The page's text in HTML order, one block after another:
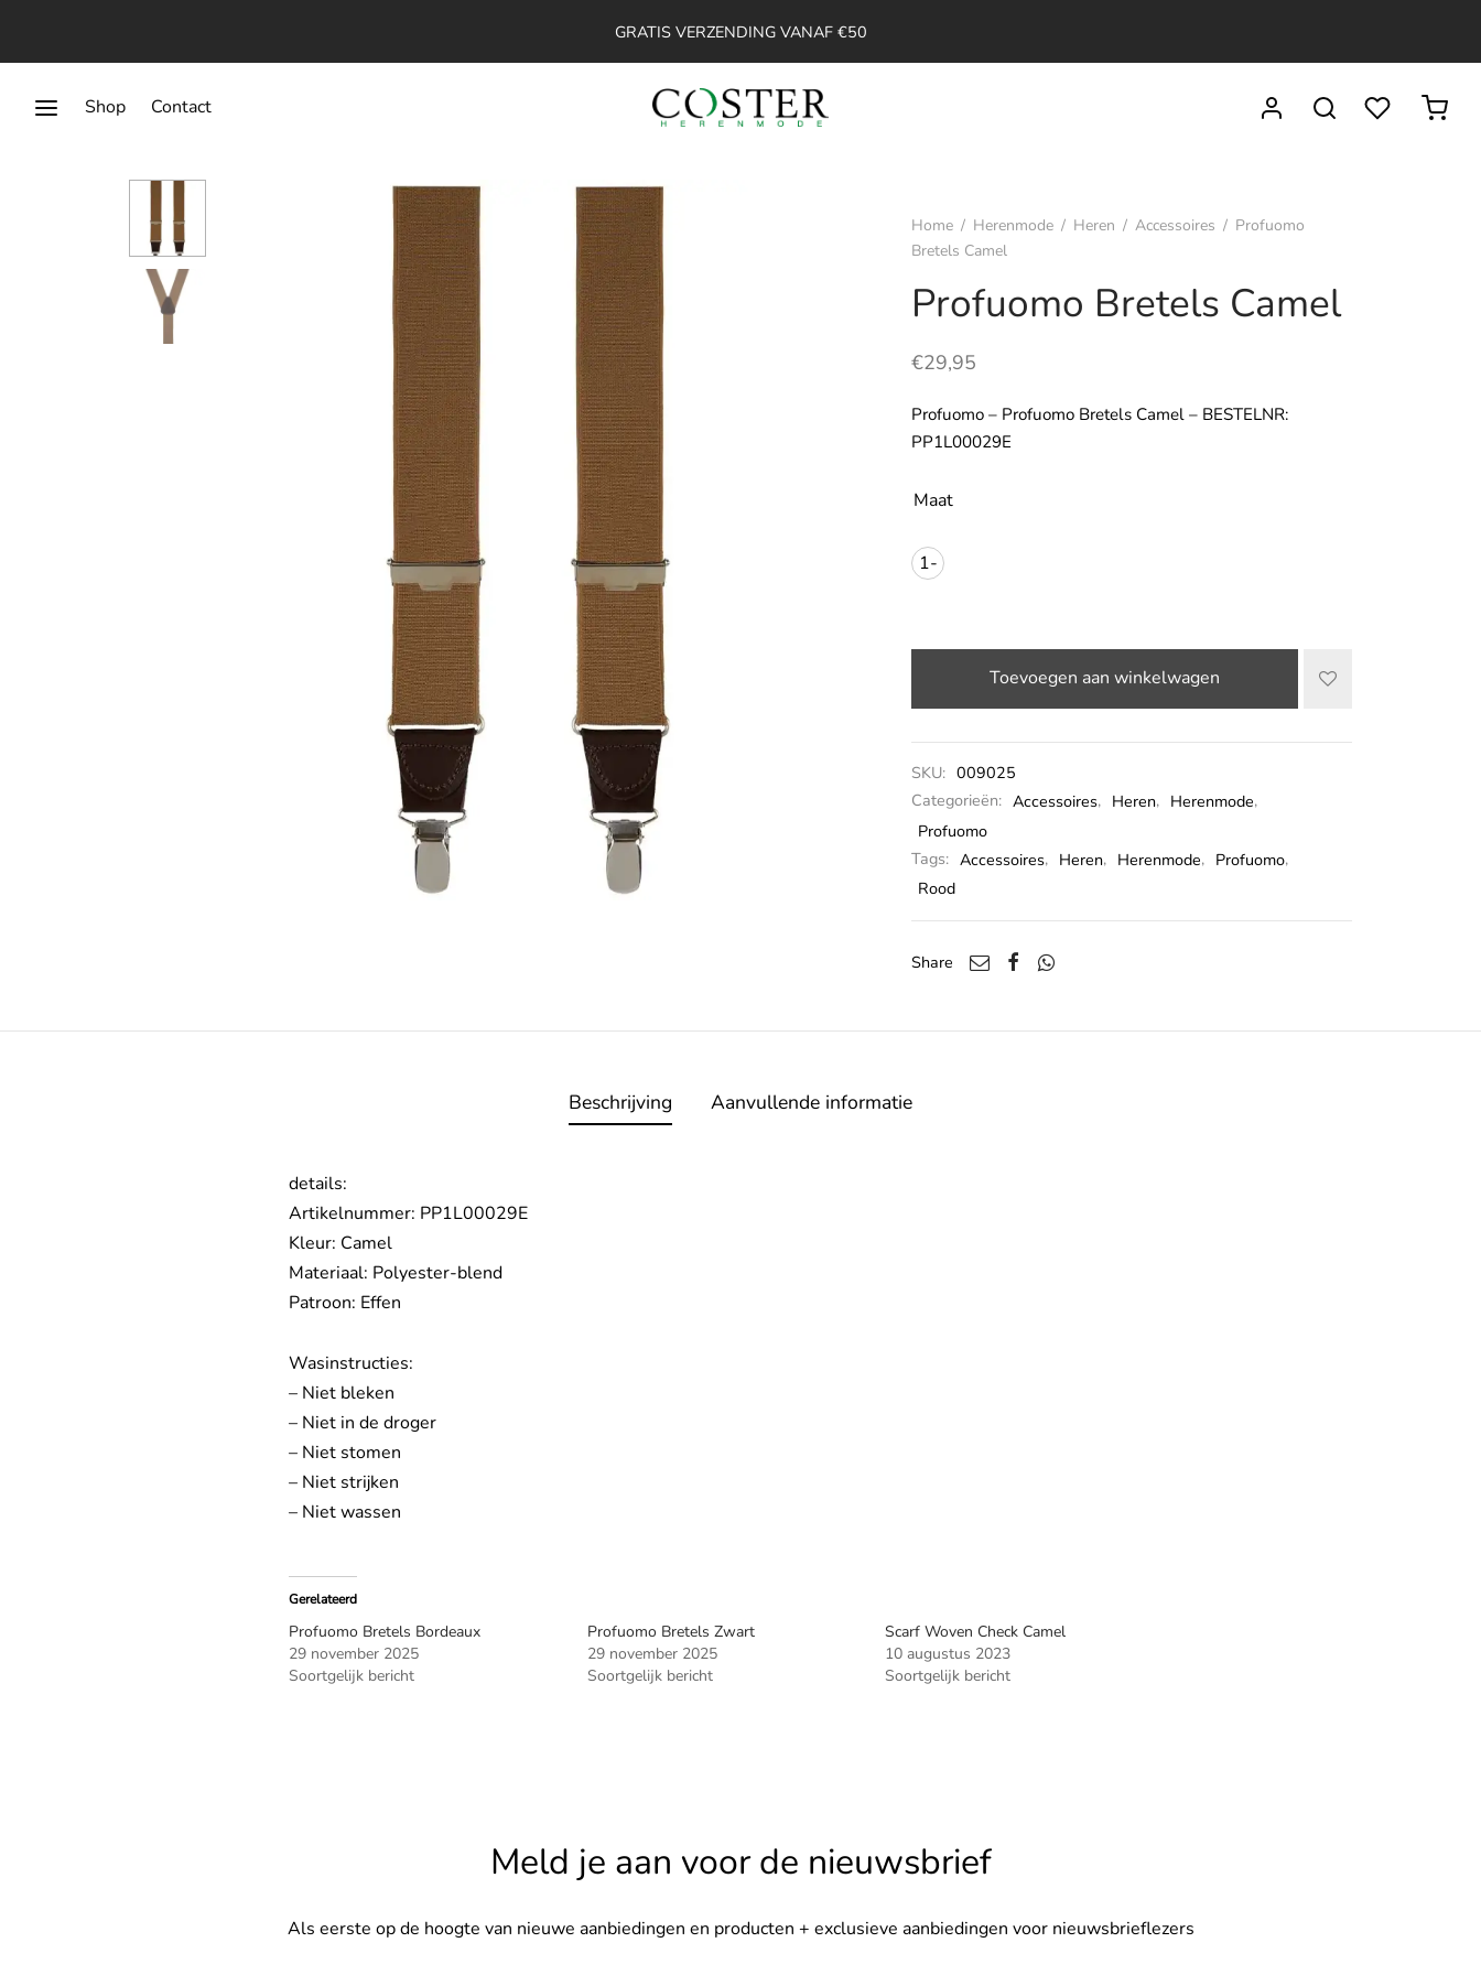
GRATIS VERZENDING VANAF €50
Shop Contact
Home / Herenmode / Heren / Accessoires / Profuomo
Bretels Camel
Profuomo Bretels Camel
€29,95
Profuomo – Profuomo Bretels Camel – BESTELNR:
PP1L00029E
Maat
1-
size
Toevoegen aan winkelwagen
SKU: 009025
Categorieën: Accessoires, Heren, Herenmode,
Profuomo
Tags: Accessoires, Heren, Herenmode, Profuomo,
Rood
Share
Beschrijving Aanvullende informatie
details:
Artikelnummer: PP1L00029E
Kleur: Camel
Materiaal: Polyester-blend
Patroon: Effen
Wasinstructies:
– Niet bleken
– Niet in de droger
– Niet stomen
– Niet strijken
– Niet wassen
Gerelateerd
Profuomo Bretels Bordeaux
29 november 2025
Soortgelijk bericht
Profuomo Bretels Zwart
29 november 2025
Soortgelijk bericht
Scarf Woven Check Camel
10 augustus 2023
Soortgelijk bericht
Meld je aan voor de nieuwsbrief
Als eerste op de hoogte van nieuwe aanbiedingen en producten + exclusieve aanbiedingen voor nieuwsbrieflezers